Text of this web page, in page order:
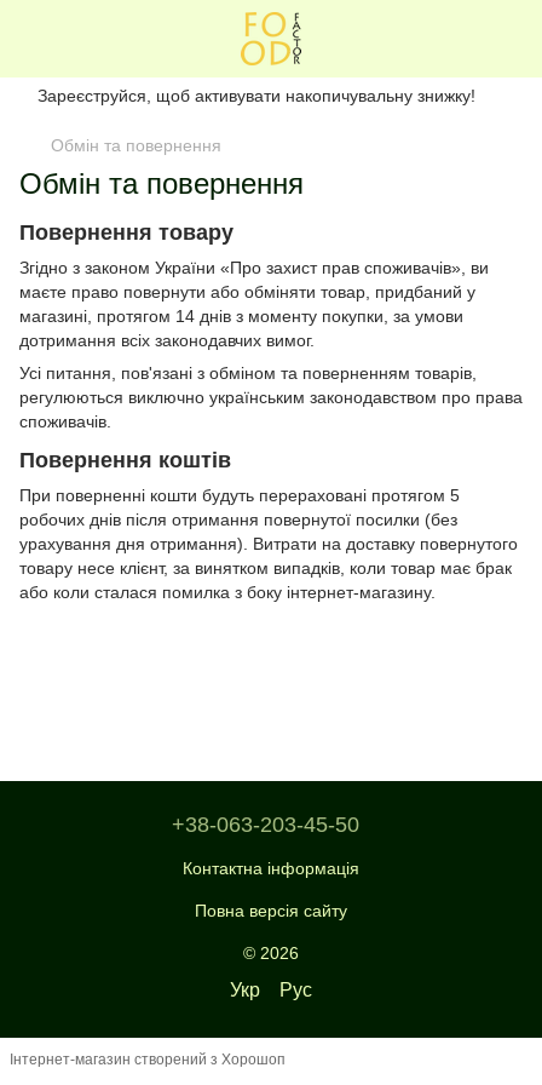
Зареєструйся, щоб активувати накопичувальну знижку!
Обмін та повернення
Обмін та повернення
Повернення товару
Згідно з законом України «Про захист прав споживачів», ви
маєте право повернути або обміняти товар, придбаний у
магазині, протягом 14 днів з моменту покупки, за умови
дотримання всіх законодавчих вимог.
Усі питання, пов'язані з обміном та поверненням товарів,
регулюються виключно українським законодавством про права
споживачів.
Повернення коштів
При поверненні кошти будуть перераховані протягом 5
робочих днів після отримання повернутої посилки (без
урахування дня отримання). Витрати на доставку повернутого
товару несе клієнт, за винятком випадків, коли товар має брак
або коли сталася помилка з боку інтернет-магазину.
+38-063-203-45-50
Контактна інформація
Повна версія сайту
© 2026
Укр Рус
Інтернет-магазин створений з Хорошоп